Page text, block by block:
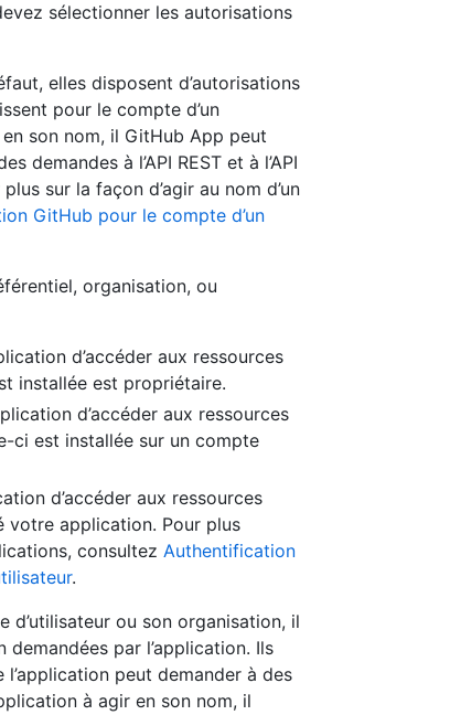
sélectionner les autorisations
elles disposent d’autorisations
pour le compte d’un
son nom, il GitHub App peut
demandes à l’API REST et à l’API
sur la façon d’agir au nom d’un
GitHub pour le compte d’un
organisation, ou
d’accéder aux ressources
installée est propriétaire.
d’accéder aux ressources
ci est installée sur un compte
d’accéder aux ressources
votre application. Pour plus
consultez Authentification
.
d’utilisateur ou son organisation, il
par l’application. Ils
peut demander à des
à agir en son nom, il